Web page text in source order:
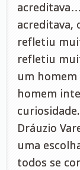
acreditava,
refletiu
refletiu
um
homem
Dráuzio
uma
todos se